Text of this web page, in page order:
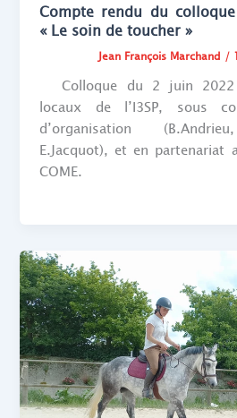
Compte rendu du
« Le soin de toucher »
Jean François Marchand /
Colloque du 2 juin 2022
locaux de l’I3SP, sous
d’organisation
E.Jacquot), et en partenariat
COME.